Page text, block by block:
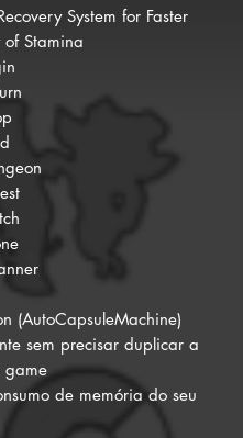
System for Faster
of Stamina
(AutoCapsuleMachine)
sem precisar duplicar a
game
de memória do seu